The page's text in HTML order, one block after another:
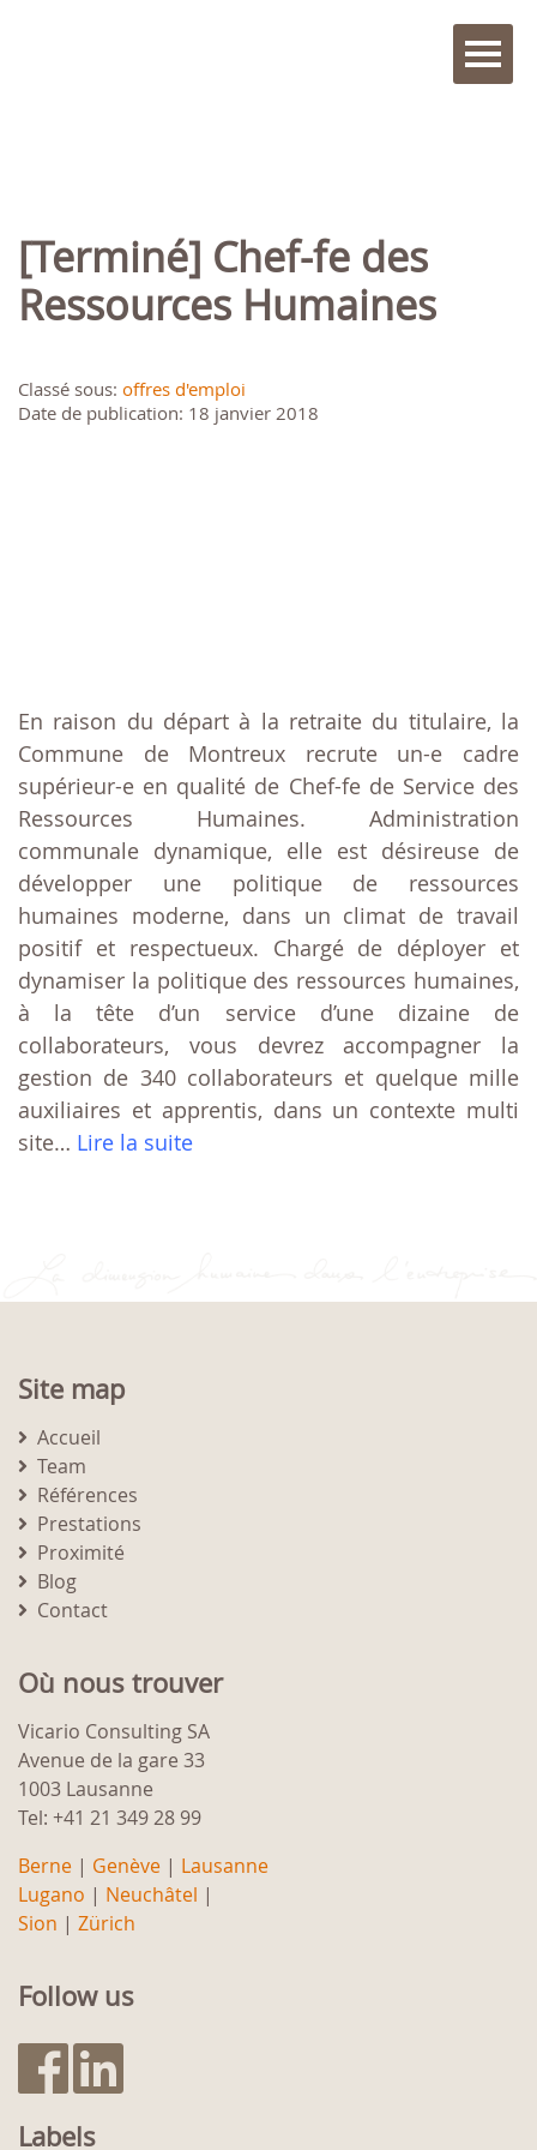
[Terminé] Chef-fe des
Ressources Humaines
Classé sous: offres d'emploi
Date de publication: 18 janvier 2018
En raison du départ à la retraite du titulaire, la
Commune de Montreux recrute un-e cadre
supérieur-e en qualité de Chef-fe de Service des
Ressources Humaines. Administration
communale dynamique, elle est désireuse de
développer une politique de ressources
humaines moderne, dans un climat de travail
positif et respectueux. Chargé de déployer et
dynamiser la politique des ressources humaines,
à la tête d’un service d’une dizaine de
collaborateurs, vous devrez accompagner la
gestion de 340 collaborateurs et quelque mille
auxiliaires et apprentis, dans un contexte multi
site… Lire la suite
Site map
Accueil
Team
Références
Prestations
Proximité
Blog
Contact
Où nous trouver
Vicario Consulting SA
Avenue de la gare 33
1003 Lausanne
Tel: +41 21 349 28 99
Berne | Genève | Lausanne
Lugano | Neuchâtel |
Sion | Zürich
Follow us
Labels